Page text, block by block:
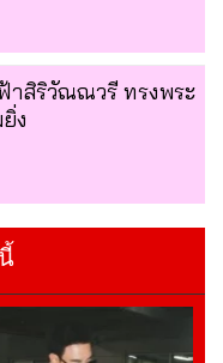
าสิริวัณณวรี ทรงพระ
ง